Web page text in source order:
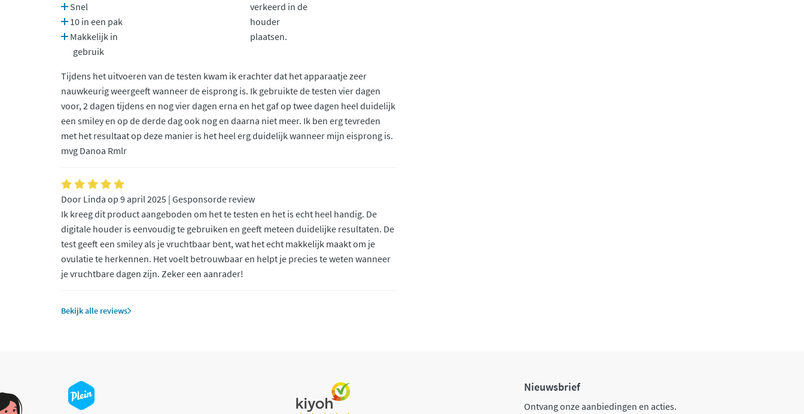
Snel
10 in een pak
Makkelijk in
gebruik
verkeerd in de
houder
plaatsen.
Tijdens het uitvoeren van de testen kwam ik erachter dat het apparaatje zeer
nauwkeurig weergeeft wanneer de eisprong is. Ik gebruikte de testen vier dagen
voor, 2 dagen tijdens en nog vier dagen erna en het gaf op twee dagen heel duidelijk
een smiley en op de derde dag ook nog en daarna niet meer. Ik ben erg tevreden
met het resultaat op deze manier is het heel erg duidelijk wanneer mijn eisprong is.
mvg Danoa Rmlr
Door Linda op 9 april 2025 | Gesponsorde review
Ik kreeg dit product aangeboden om het te testen en het is echt heel handig. De
digitale houder is eenvoudig te gebruiken en geeft meteen duidelijke resultaten. De
test geeft een smiley als je vruchtbaar bent, wat het echt makkelijk maakt om je
ovulatie te herkennen. Het voelt betrouwbaar en helpt je precies te weten wanneer
je vruchtbare dagen zijn. Zeker een aanrader!
Bekijk alle reviews
Nieuwsbrief
Ontvang onze aanbiedingen en acties.